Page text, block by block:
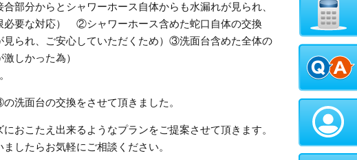
部分からとシャワーホース自体からも水漏れが見られ、
必要な対応） ②シャワーホース含めた蛇口自体の交換
られ、ご安心していただくため）③洗面台含めた全体の
しかった為）
洗面台の交換をさせて頂きました。
おこたえ出来るようなプランをご提案させて頂きます。
したらお気軽にご相談ください。